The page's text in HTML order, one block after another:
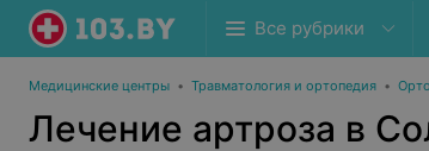
Все рубрики
Медицинские центры • Травматология и ортопедия •
Лечение артроза в